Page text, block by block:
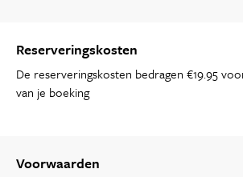
Reserveringskosten
De reserveringskosten bedragen €19.95
van je boeking
Voorwaarden